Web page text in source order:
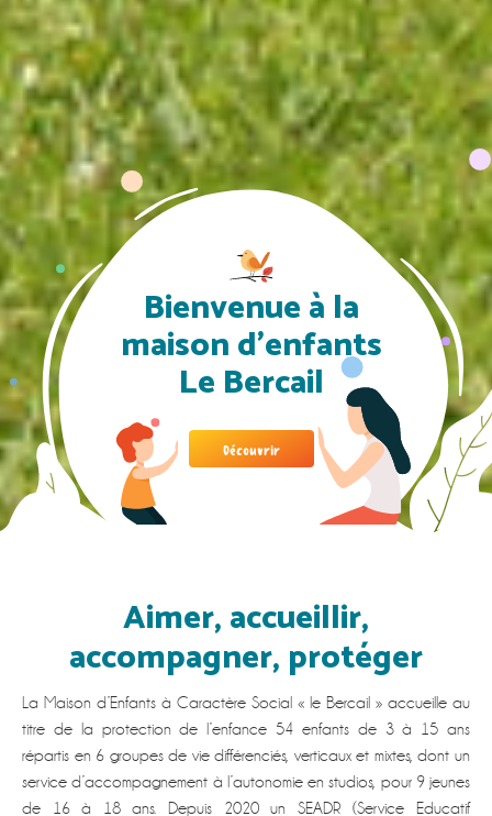
Bienvenue à la
maison d'enfants
Le Bercail
Découvrir
Aimer, accueillir,
accompagner, protéger
La Maison d’Enfants à Caractère Social « le Bercail » accueille au
titre de la protection de l’enfance 54 enfants de 3 à 15 ans
répartis en 6 groupes de vie différenciés, verticaux et mixtes, dont un
service d’accompagnement à l’autonomie en studios, pour 9 jeunes
de 16 à 18 ans. Depuis 2020 un SEADR (Service Educatif